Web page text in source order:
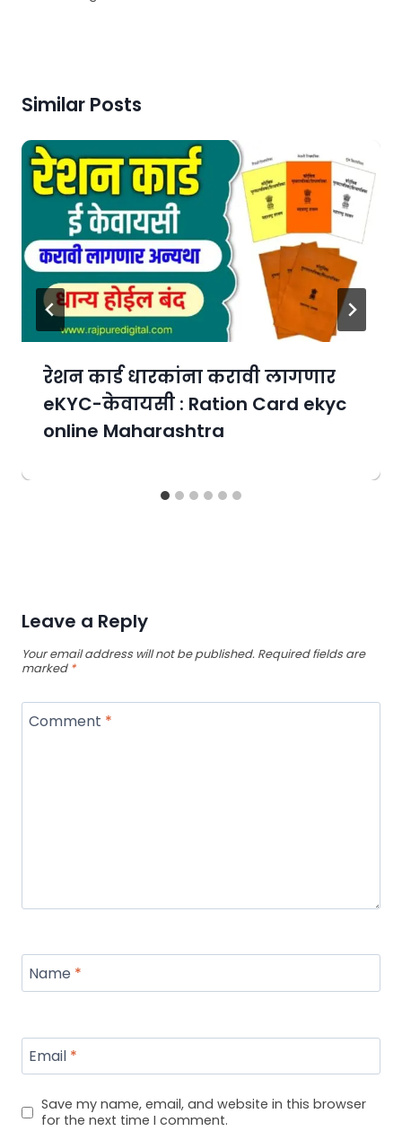
Similar Posts
रेशन कार्ड धारकांना करावी लागणार
eKYC-केवायसी : Ration Card ekyc
online Maharashtra
Leave a Reply
Your email address will not be published. Required fields are
marked *
Comment *
Name *
Email *
Save my name, email, and website in this browser
for the next time I comment.